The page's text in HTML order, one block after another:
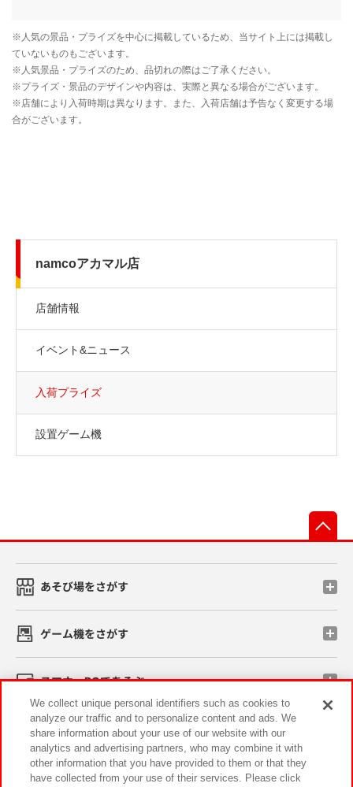
namcoアカマル店
店舗情報
イベント&ニュース
入荷プライズ
設置ゲーム機
あそび場をさがす
ゲーム機をさがす
スマホ・PCであそぶ
イベント・キャンペーン
We collect unique personal identifiers such as cookies to
analyze our traffic and to personalize content and ads. We
share information about your use of our website with our
analytics and advertising partners, who may combine it with
other information that you have provided to them or that they
have collected from your use of their services. Please click